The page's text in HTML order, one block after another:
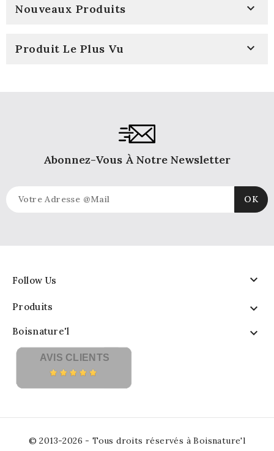
Nouveaux Produits 
Produit Le Plus Vu 
Abonnez-Vous À Notre Newsletter
Follow Us 
Produits 
Boisnature'l 
AVIS CLIENTS
© 2013-2026 - Tous droits réservés à Boisnature'l